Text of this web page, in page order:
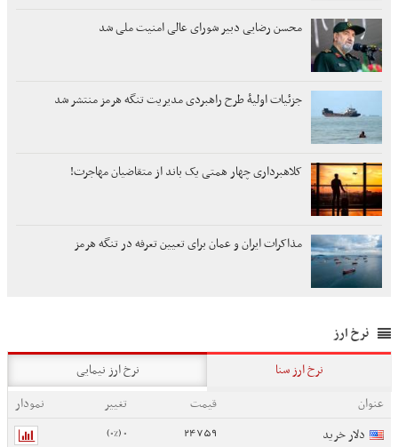
محسن رضایی دبیر شورای عالی امنیت ملی شد
جزئیات اولیۀ طرح راهبردی مدیریت تنگه هرمز منتشر شد
کلاهبرداری چهار همتی یک باند از متقاضیان مهاجرت!
مذاکرات ایران و عمان برای تعیین تعرفه در تنگه هرمز
نرخ ارز
نرخ ارز سنا
نرخ ارز نیمایی
عنوان
قیمت تغییر
نمودار
دلار خرید
24759
0 (0%)